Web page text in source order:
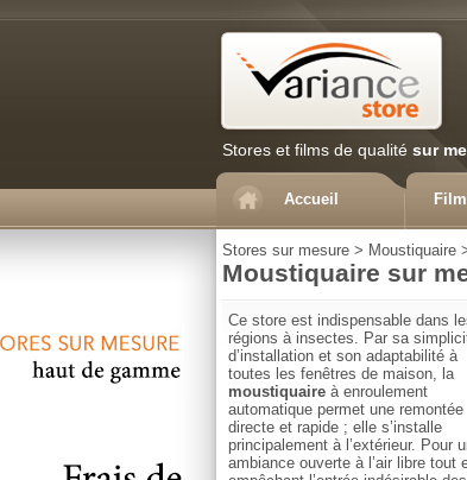
Stores et films de qualité sur
Accueil
Stores sur mesure > Moustiquaire
Moustiquaire sur
Ce store est indispensable dans
régions à insectes. Par sa
d’installation et son adaptabilité à
toutes les fenêtres de maison, la
moustiquaire à enroulement
automatique permet une remontée
directe et rapide ; elle s’installe
principalement à l’extérieur. Pour
ambiance ouverte à l’air libre tout